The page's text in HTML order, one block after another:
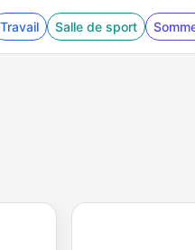
Travail Salle de sport